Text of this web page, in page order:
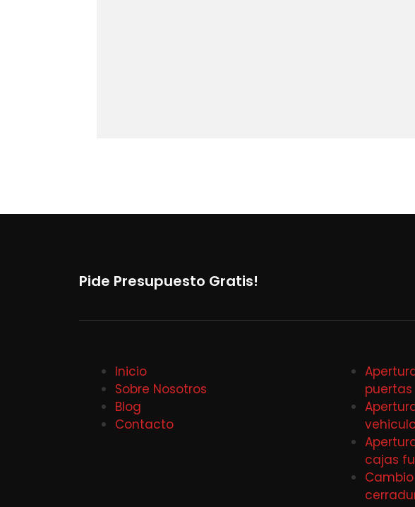
Pide Presupuesto Gratis!
Inicio
Sobre Nosotros
Blog
Contacto
puertas
cajas